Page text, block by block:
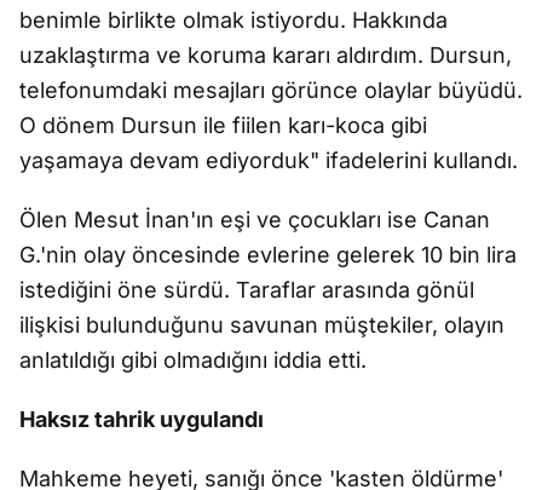
benimle birlikte olmak istiyordu. Hakkında
uzaklaştırma ve koruma kararı aldırdım. Dursun,
telefonumdaki mesajları görünce olaylar büyüdü.
O dönem Dursun ile fiilen karı-koca gibi
yaşamaya devam ediyorduk" ifadelerini kullandı.
Ölen Mesut İnan'ın eşi ve çocukları ise Canan
G.'nin olay öncesinde evlerine gelerek 10 bin lira
istediğini öne sürdü. Taraflar arasında gönül
ilişkisi bulunduğunu savunan müştekiler, olayın
anlatıldığı gibi olmadığını iddia etti.
Haksız tahrik uygulandı
Mahkeme heyeti, sanığı önce 'kasten öldürme'